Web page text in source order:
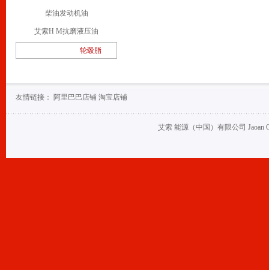
柴油发动机油
艾索H M抗磨液压油
轮毂脂
友情链接： 阿里巴巴店铺 淘宝店铺
艾索 能源（中国）有限公司 Jaoan